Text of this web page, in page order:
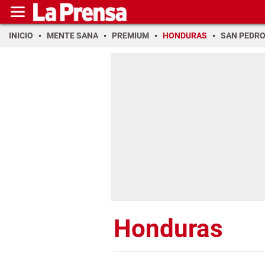
INICIO MENTE SANA PREMIUM HONDURAS SAN PEDRO
Honduras